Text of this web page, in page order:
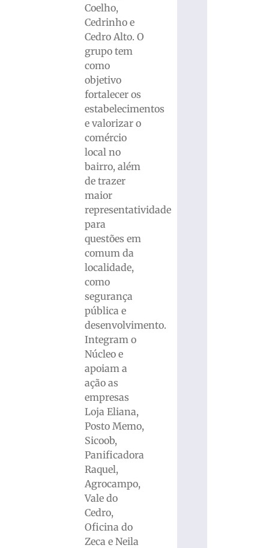
Coelho,
Cedrinho e
Cedro Alto. O
grupo tem
como
objetivo
fortalecer os
estabelecimentos
e valorizar o
comércio
local no
bairro, além
de trazer
maior
representatividade
para
questões em
comum da
localidade,
como
segurança
pública e
desenvolvimento.
Integram o
Núcleo e
apoiam a
ação as
empresas
Loja Eliana,
Posto Memo,
Sicoob,
Panificadora
Raquel,
Agrocampo,
Vale do
Cedro,
Oficina do
Zeca e Neila